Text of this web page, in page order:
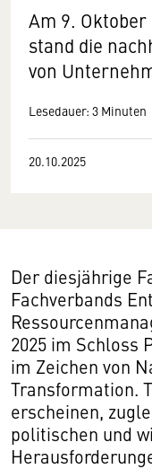
Am 9.
stand die
von
Lesedauer: 3 Minuten
20.10.2025
Der diesjährige
Fachverbands
2025 im Schloss
im Zeichen von
Transformation.
erscheinen,
politischen und